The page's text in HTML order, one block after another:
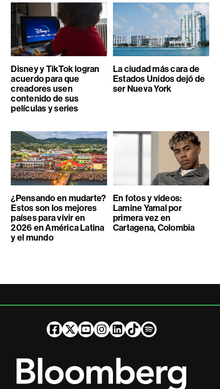
Disney y TikTok logran
acuerdo para que
creadores usen
contenido de sus
películas y series
La ciudad más cara de
Estados Unidos dejó de
ser Nueva York
¿Pensando en mudarte?
Estos son los mejores
países para vivir en
2026 en América Latina
y el mundo
En fotos y videos:
Lamine Yamal por
primera vez en
Cartagena, Colombia